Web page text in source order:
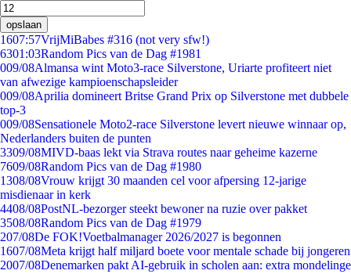
opslaan
1607:57VrijMiBabes #316 (not very sfw!)
6301:03Random Pics van de Dag #1981
009/08Almansa wint Moto3-race Silverstone, Uriarte profiteert niet
van afwezige kampioenschapsleider
009/08Aprilia domineert Britse Grand Prix op Silverstone met dubbele
top-3
009/08Sensationele Moto2-race Silverstone levert nieuwe winnaar op,
Nederlanders buiten de punten
3309/08MIVD-baas lekt via Strava routes naar geheime kazerne
7609/08Random Pics van de Dag #1980
1308/08Vrouw krijgt 30 maanden cel voor afpersing 12-jarige
misdienaar in kerk
4408/08PostNL-bezorger steekt bewoner na ruzie over pakket
3508/08Random Pics van de Dag #1979
207/08De FOK!Voetbalmanager 2026/2027 is begonnen
1607/08Meta krijgt half miljard boete voor mentale schade bij jongeren
2007/08Denemarken pakt AI-gebruik in scholen aan: extra mondelinge